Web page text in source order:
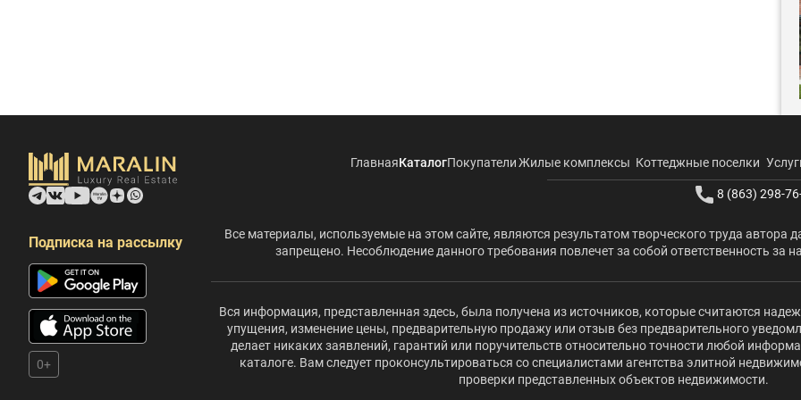
ГлавнаяКаталогПокупателиЖилые комплексы Коттеджные поселки
8 (863) 298-
Подписка на рассылку
0+
Все материалы, используемые на этом сайте, являются результатом творческого труда автора
запрещено. Несоблюдение данного требования повлечет за собой ответственность за
Вся информация, представленная здесь, была получена из источников, которые считаются
упущения, изменение цены, предварительную продажу или отзыв без предварительного
делает никаких заявлений, гарантий или поручительств относительно точности любой
каталоге. Вам следует проконсультироваться со специалистами агентства элитной
проверки представленных объектов недвижимости.